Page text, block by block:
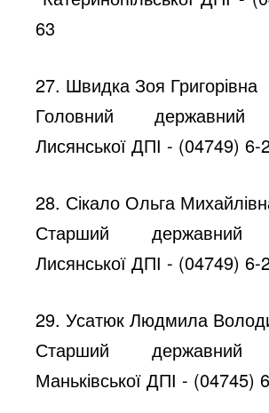
63
27. Швидка Зоя Григорівна
Головний державний
Лисянської ДПІ - (04749) 6-
28. Сікало Ольга
Старший державний
Лисянської ДПІ - (04749) 6-
29. Усатюк Людмила
Старший державний
Маньківської ДПІ - (04745)